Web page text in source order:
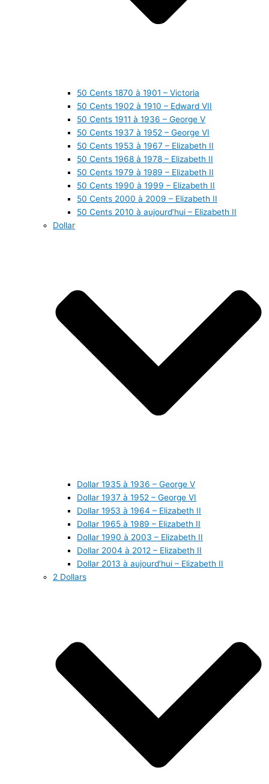
50 Cents 1870 à 1901 – Victoria
50 Cents 1902 à 1910 – Edward VII
50 Cents 1911 à 1936 – George V
50 Cents 1937 à 1952 – George VI
50 Cents 1953 à 1967 – Elizabeth II
50 Cents 1968 à 1978 – Elizabeth II
50 Cents 1979 à 1989 – Elizabeth II
50 Cents 1990 à 1999 – Elizabeth II
50 Cents 2000 à 2009 – Elizabeth II
50 Cents 2010 à aujourd’hui – Elizabeth II
Dollar
Dollar 1935 à 1936 – George V
Dollar 1937 à 1952 – George VI
Dollar 1953 à 1964 – Elizabeth II
Dollar 1965 à 1989 – Elizabeth II
Dollar 1990 à 2003 – Elizabeth II
Dollar 2004 à 2012 – Elizabeth II
Dollar 2013 à aujourd’hui – Elizabeth II
2 Dollars